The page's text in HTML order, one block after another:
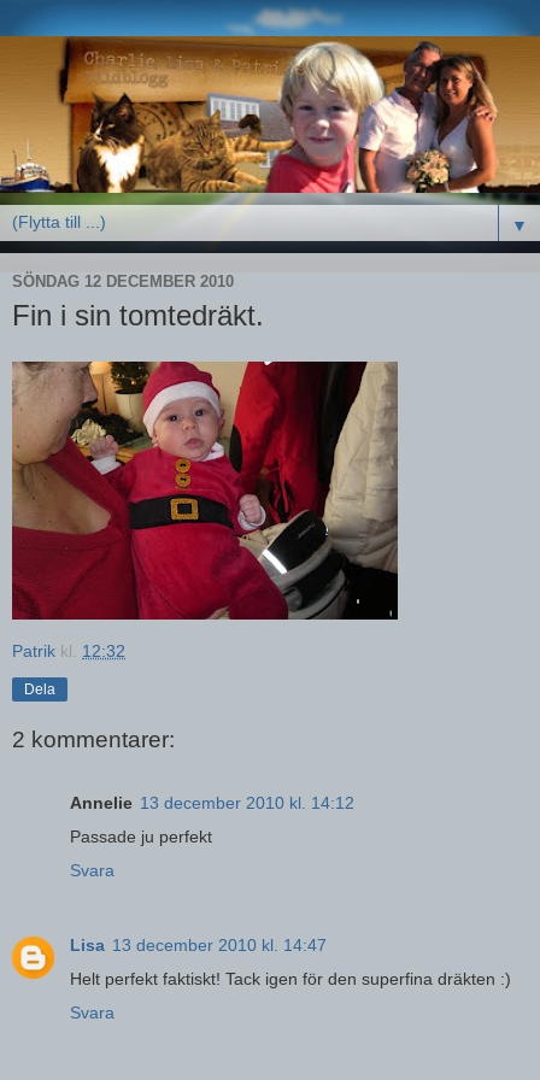
▼
SÖNDAG 12 DECEMBER 2010
Fin i sin tomtedräkt.
Patrik kl. 12:32
Dela
2 kommentarer:
Annelie 13 december 2010 kl. 14:12
Passade ju perfekt
Svara
Lisa 13 december 2010 kl. 14:47
Helt perfekt faktiskt! Tack igen för den superfina dräkten :)
Svara